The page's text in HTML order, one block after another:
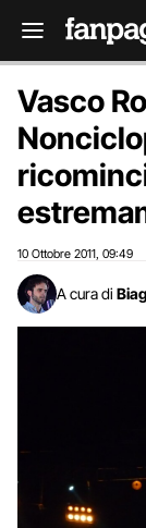
Vasco
10 Ottobre 2011 09:49
A cura di